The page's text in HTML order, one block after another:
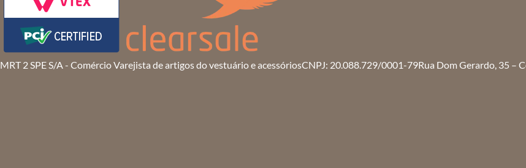
MRT 2 SPE S/A - Comércio Varejista de artigos do vestuário e acessóriosCNPJ: 20.088.729/0001-79Rua Dom Gerardo, 35 –